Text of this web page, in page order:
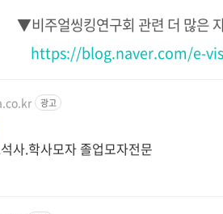
▼비주얼씽킹연구회 관련 더 많은
https://blog.naver.com/e-
광고
사.학사모자 졸업모자전문